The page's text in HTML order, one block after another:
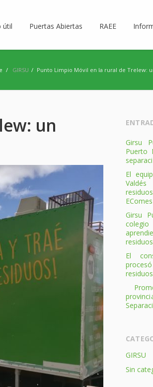
útil Puertas Abiertas RAEE
/ GIRSU / Punto Limpio Móvil en la rural de Trelew:
un
Girsu
Puerto
El
Girsu
residuos
El
GIRSU
Sin